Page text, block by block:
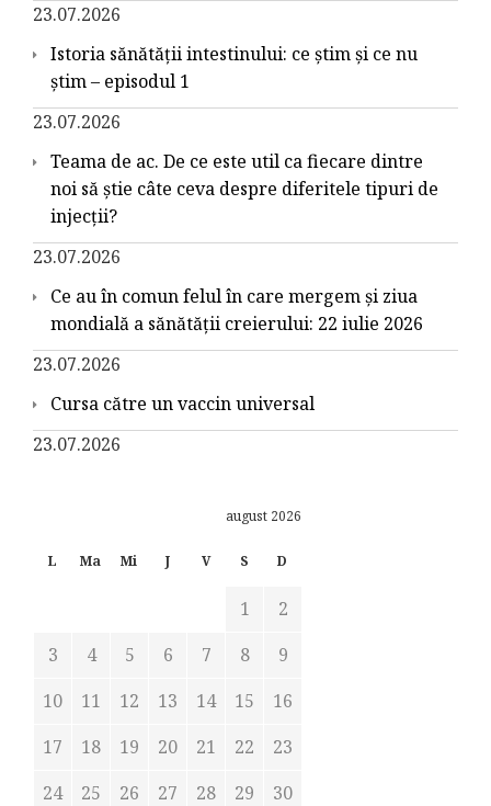
23.07.2026
Istoria sănătății intestinului: ce știm și ce nu
știm – episodul 1
23.07.2026
Teama de ac. De ce este util ca fiecare dintre
noi să știe câte ceva despre diferitele tipuri de
injecții?
23.07.2026
Ce au în comun felul în care mergem și ziua
mondială a sănătății creierului: 22 iulie 2026
23.07.2026
Cursa către un vaccin universal
23.07.2026
august 2026
L Ma Mi J V S D
1
2
3
4 5 6 7 8
9
10
11 12 13 14 15
16
17
18 19 20 21 22
23
24
25 26 27 28 29
30